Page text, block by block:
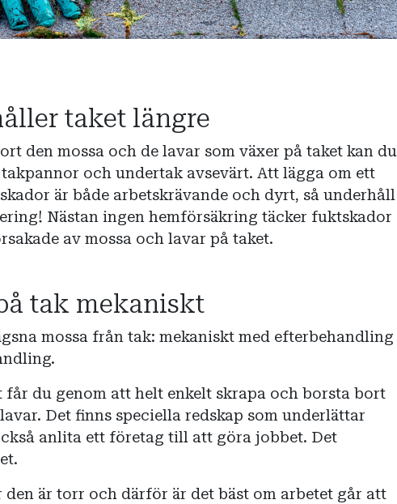
taket längre
den mossa och de lavar som växer på taket kan du
och undertak avsevärt. Att lägga om ett
är både arbetskrävande och dyrt, så underhåll
Nästan ingen hemförsäkring täcker fuktskador
av mossa och lavar på taket.
tak mekaniskt
mossa från tak: mekaniskt med efterbehandling
du genom att helt enkelt skrapa och borsta bort
Det finns speciella redskap som underlättar
anlita ett företag till att göra jobbet. Det
den är torr och därför är det bäst om arbetet går att